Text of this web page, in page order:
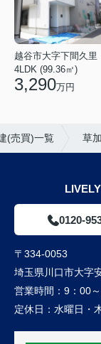
越谷市大字下間久里
4LDK (99.36㎡)
3,290万円
(売買)一覧 草
0120-
〒334-0053
埼玉県川口市大字
営業時間： 9：00
定休日： 水曜日・